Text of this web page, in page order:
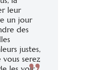
leur
un jour
des
justes,
serez